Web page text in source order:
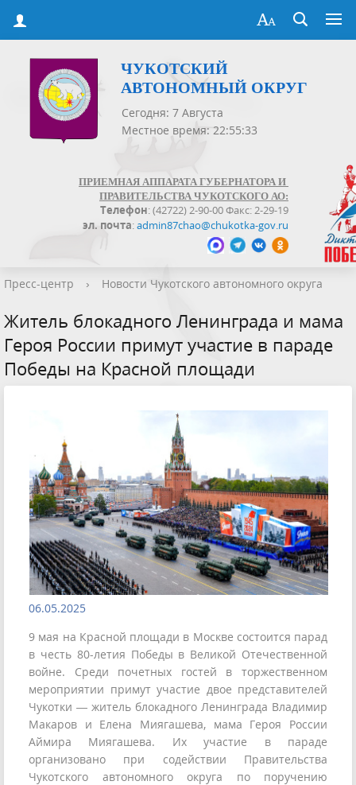
ЧУКОТСКИЙ
АВТОНОМНЫЙ ОКРУГ
Сегодня: 7 Августа
Местное время: 22:55:34
ПРИЕМНАЯ АППАРАТА ГУБЕРНАТОРА И
ПРАВИТЕЛЬСТВА ЧУКОТСКОГО АО:
Телефон: (42722) 2-90-00 Факс: 2-29-19
эл. почта:admin87chao@chukotka-gov.ru
Пресс-центр › Новости Чукотского автономного округа
Житель блокадного Ленинграда и мама
Героя России примут участие в параде
Победы на Красной площади
06.05.2025
9 мая на Красной площади в Москве состоится парад
в честь 80-летия Победы в Великой Отечественной
войне. Среди почетных гостей в торжественном
мероприятии примут участие двое представителей
Чукотки — житель блокадного Ленинграда Владимир
Макаров и Елена Миягашева, мама Героя России
Аймира Миягашева. Их участие в параде
организовано при содействии Правительства
Чукотского автономного округа по поручению